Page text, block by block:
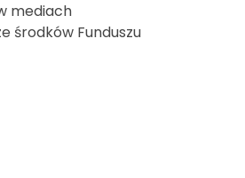
mediach
środków Funduszu